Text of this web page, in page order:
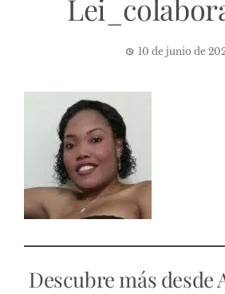
10 de junio de
Descubre más desde